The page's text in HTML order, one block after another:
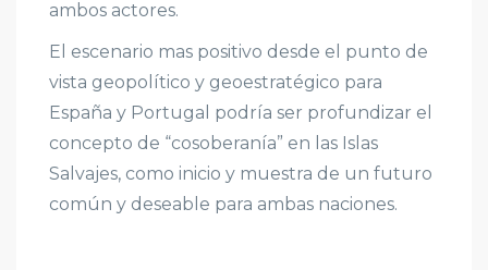
ambos actores.
El escenario mas positivo desde el punto de
vista geopolítico y geoestratégico para
España y Portugal podría ser profundizar el
concepto de “cosoberanía” en las Islas
Salvajes, como inicio y muestra de un futuro
común y deseable para ambas naciones.